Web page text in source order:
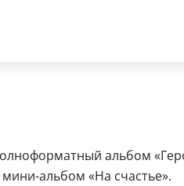
альбом
мини-альбом «На счастье».